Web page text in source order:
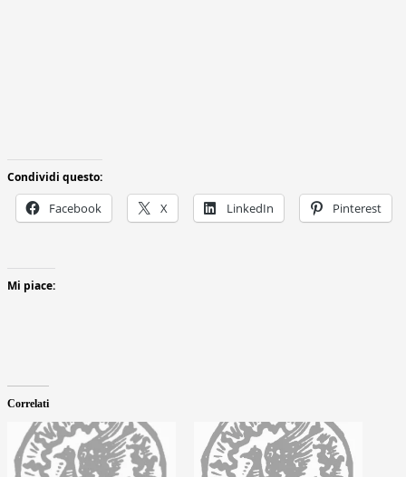
Condividi questo:
Facebook X LinkedIn Pinterest
Mi piace:
Correlati